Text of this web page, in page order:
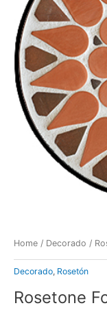
Home / Decorado /
Decorado, Rosetón
Rosetone